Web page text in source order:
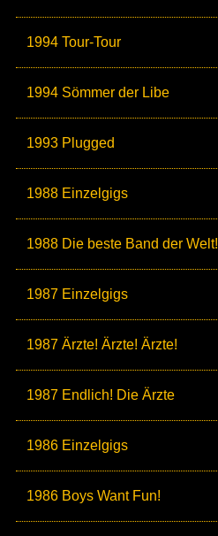
1994 Tour-Tour
1994 Sömmer der Libe
1993 Plugged
1988 Einzelgigs
1988 Die beste Band der Welt!
1987 Einzelgigs
1987 Ärzte! Ärzte! Ärzte!
1987 Endlich! Die Ärzte
1986 Einzelgigs
1986 Boys Want Fun!